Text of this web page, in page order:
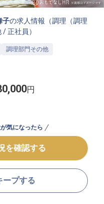
報コラム
ートに申し込む
えの企業様へ
子の求人情報（調理（調理
/正社員 ）
調理部門その他
円
気になったら
を確認する
ープする